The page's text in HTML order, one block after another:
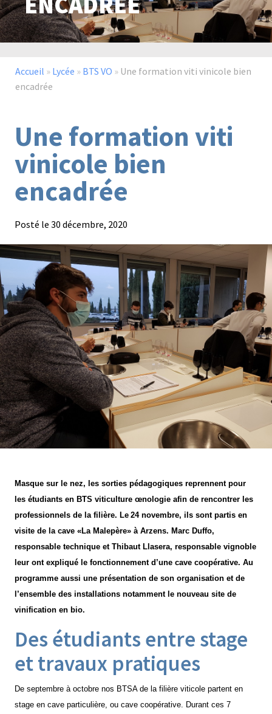
Sciences
du
Service
Trouver
sa
voie
Accueil » Lycée » BTS VO » Une formation viti vinicole bien
encadrée
Une formation viti
vinicole bien
encadrée
Posté le 30 décembre, 2020
Masque sur le nez, les sorties pédagogiques reprennent pour
les étudiants en BTS viticulture œnologie afin de rencontrer les
professionnels de la filière. Le 24 novembre, ils sont partis en
visite de la cave «La Malepère» à Arzens. Marc Duffo,
responsable technique et Thibaut Llasera, responsable vignoble
leur ont expliqué le fonctionnement d’une cave coopérative. Au
programme aussi une présentation de son organisation et de
l’ensemble des installations notamment le nouveau site de
vinification en bio.
Des étudiants entre stage
et travaux pratiques
De septembre à octobre nos BTSA de la filière viticole partent en
stage en cave particulière, ou cave coopérative. Durant ces 7